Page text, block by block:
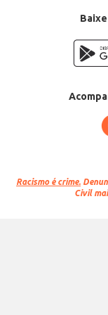
Racismo é crime.
Civil